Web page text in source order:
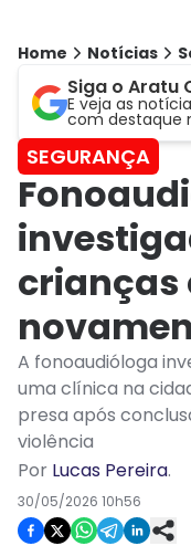
Home Notícias
Siga o Aratu
E veja as
com destaque
SEGURANÇA
crianças
A fonoaudióloga
uma clínica na
presa após
violência
Por Lucas Pereira.
30/05/2026 10h56